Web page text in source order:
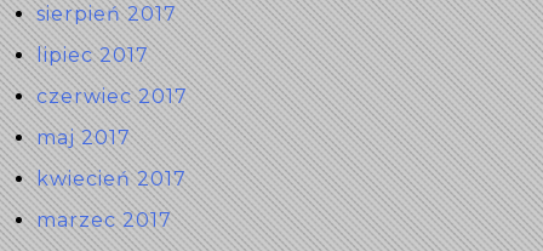
sierpień 2017
lipiec 2017
czerwiec 2017
maj 2017
kwiecień 2017
marzec 2017